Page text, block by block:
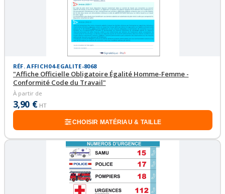
RÉF. AFFICH04-EGALITE-8068
"Affiche Officielle Obligatoire Égalité Homme-Femme -
Conformité Code du Travail"
À partir de
3,90 € HT
CHOISIR MATÉRIAU & TAILLE